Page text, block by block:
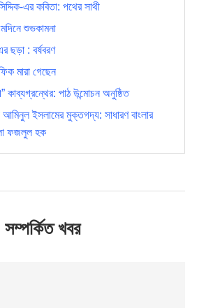
এর কবিতা: পথের সাথী
শুভকামনা
ছড়া : বর্ষবরণ
মারা গেছেন
কাব্যগ্রন্থের: পাঠ উন্মোচন অনুষ্ঠিত
ইসলামের মুক্তগদ্য: সাধারণ বাংলার
ফজলুল হক
সম্পর্কিত খবর